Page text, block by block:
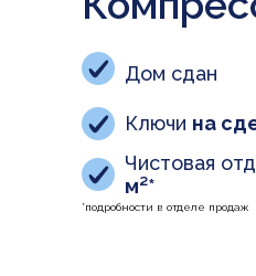
*подробности в отделе продаж
Дом сдан
Чистовая
м²*
Ключи на